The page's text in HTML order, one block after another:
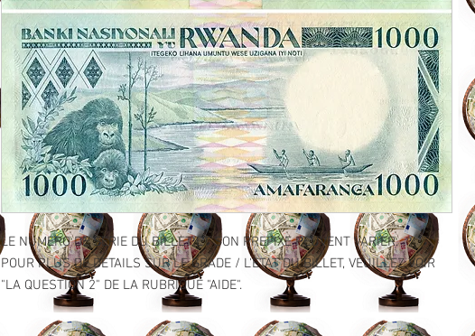
LE NUMERO DE SERIE DU BILLET ET SON PREFIXE PEUVENT VARIER.
POUR PLUS DE DETAILS SUR LE GRADE / L'ETAT DU BILLET, VEUILLEZ VOIR
"LA QUESTION 2" DE LA RUBRIQUE "AIDE".